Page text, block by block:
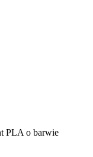
PLA o barwie